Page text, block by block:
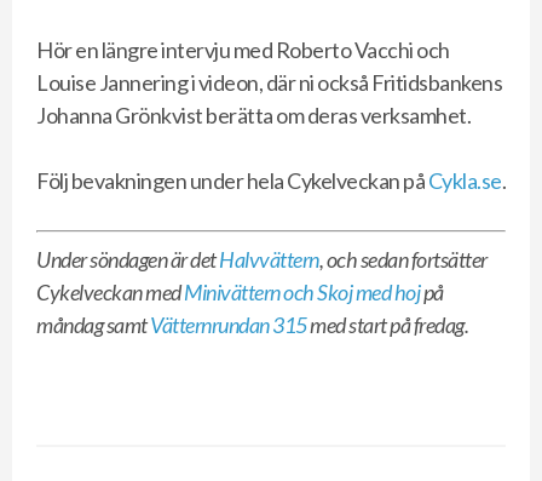
Hör en längre intervju med Roberto Vacchi och
Louise Jannering i videon, där ni också Fritidsbankens
Johanna Grönkvist berätta om deras verksamhet.
Följ bevakningen under hela Cykelveckan påCykla.se.
Under söndagen är detHalvvättern, och sedan fortsätter
Cykelveckan medMinivättern och Skoj med hojpå
måndag samtVätternrundan 315med start på fredag.